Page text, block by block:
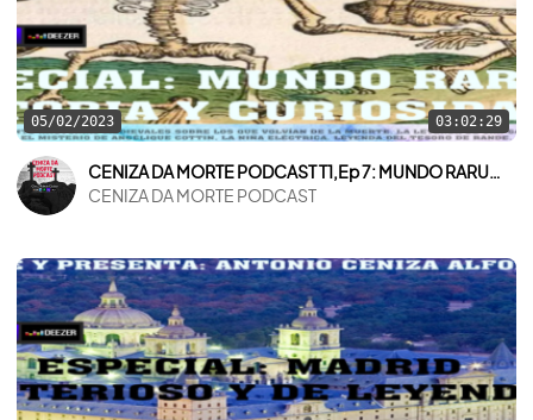
05/02/2023 03:02:29
CENIZA DA MORTE PODCAST T1,Ep 7: MUNDO RARUNO: HISTORIA Y CURIOSIDADES
CENIZA DA MORTE PODCAST